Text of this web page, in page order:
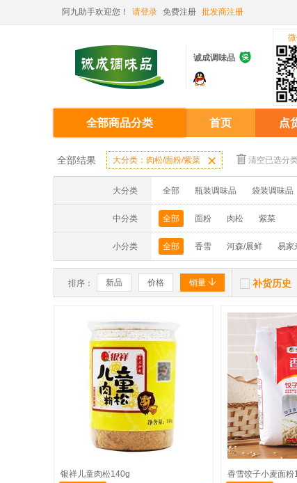
阿九助手欢迎您！ 请登录 免费注册 批发商注册
诚成调味品 
全部商品分类 首页 点
全部结果 大分类：肉松/面粉/紫菜  清空已选分
大分类 全部 瓶装调味品 袋装调味品
中分类 全部 面粉 肉松 紫菜
小分类 全部 香雪 河森/展鲜 易家
排序： 新品 价格 销量   补货历史
银祥儿童肉松140g
香雪饺子小麦面粉